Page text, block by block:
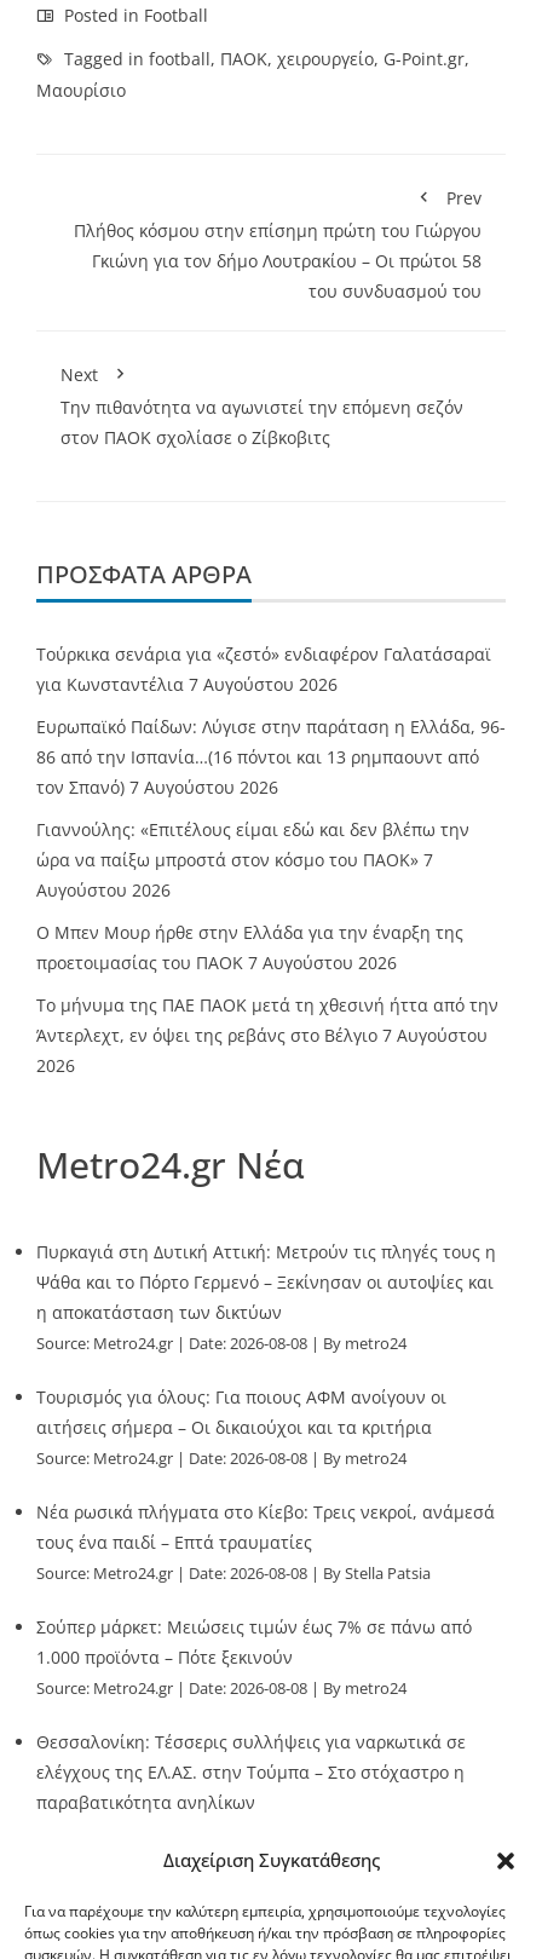
Διαχείριση Συγκατάθεσης
Για να παρέχουμε την καλύτερη εμπειρία, χρησιμοποιούμε τεχνολογίες
όπως cookies για την αποθήκευση ή/και την πρόσβαση σε πληροφορίες
συσκευών. Η συγκατάθεση για τις εν λόγω τεχνολογίες θα μας επιτρέψει
Posted in Football
Tagged in football, ΠΑΟΚ, χειρουργείο, G-Point.gr,
Μαουρίσιο
Prev
Πλήθος κόσμου στην επίσημη πρώτη του Γιώργου
Γκιώνη για τον δήμο Λουτρακίου – Οι πρώτοι 58
του συνδυασμού του
Next
Την πιθανότητα να αγωνιστεί την επόμενη σεζόν
στον ΠΑΟΚ σχολίασε ο Ζίβκοβιτς
ΠΡΌΣΦΑΤΑ ΆΡΘΡΑ
Τούρκικα σενάρια για «ζεστό» ενδιαφέρον Γαλατάσαραϊ
για Κωνσταντέλια 7 Αυγούστου 2026
Ευρωπαϊκό Παίδων: Λύγισε στην παράταση η Ελλάδα, 96-
86 από την Ισπανία…(16 πόντοι και 13 ρημπαουντ από
τον Σπανό) 7 Αυγούστου 2026
Γιαννούλης: «Επιτέλους είμαι εδώ και δεν βλέπω την
ώρα να παίξω μπροστά στον κόσμο του ΠΑΟΚ» 7
Αυγούστου 2026
O Mπεν Μουρ ήρθε στην Ελλάδα για την έναρξη της
προετοιμασίας του ΠΑΟΚ 7 Αυγούστου 2026
Το μήνυμα της ΠΑΕ ΠΑΟΚ μετά τη χθεσινή ήττα από την
Άντερλεχτ, εν όψει της ρεβάνς στο Βέλγιο 7 Αυγούστου
2026
Metro24.gr Νέα
Πυρκαγιά στη Δυτική Αττική: Μετρούν τις πληγές τους η
Ψάθα και το Πόρτο Γερμενό – Ξεκίνησαν οι αυτοψίες και
η αποκατάσταση των δικτύων
Source: Metro24.gr Date: 2026-08-08 By metro24
Τουρισμός για όλους: Για ποιους ΑΦΜ ανοίγουν οι
αιτήσεις σήμερα – Οι δικαιούχοι και τα κριτήρια
Source: Metro24.gr Date: 2026-08-08 By metro24
Νέα ρωσικά πλήγματα στο Κίεβο: Τρεις νεκροί, ανάμεσά
τους ένα παιδί – Επτά τραυματίες
Source: Metro24.gr Date: 2026-08-08 By Stella Patsia
Σούπερ μάρκετ: Μειώσεις τιμών έως 7% σε πάνω από
1.000 προϊόντα – Πότε ξεκινούν
Source: Metro24.gr Date: 2026-08-08 By metro24
Θεσσαλονίκη: Τέσσερις συλλήψεις για ναρκωτικά σε
ελέγχους της ΕΛ.ΑΣ. στην Τούμπα – Στο στόχαστρο η
παραβατικότητα ανηλίκων